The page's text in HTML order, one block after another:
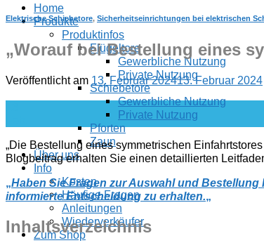
Home
Produkte
Produktinfos
Flügeltore
Gewerbliche Nutzung
Private Nutzung
Schiebetore
Gewerbliche Nutzung
Private Nutzung
Pforten
Zaun
Über uns
Info
Kosten
Häufige Fragen
Anleitungen
Wiederverkäufer
Zum Shop
Elektrische Schiebetore, Sicherheitseinrichtungen bei elektrischen
„Worauf bei Bestellung eines
Veröffentlicht am 13. Februar 202413. Februar 2024
„Die Bestellung eines symmetrischen
Blogbeitrag erhalten Sie einen detaillierten
„Haben Sie Fragen zur Auswahl und
informierte Entscheidung zu erhalten.„
Inhaltsverzeichnis